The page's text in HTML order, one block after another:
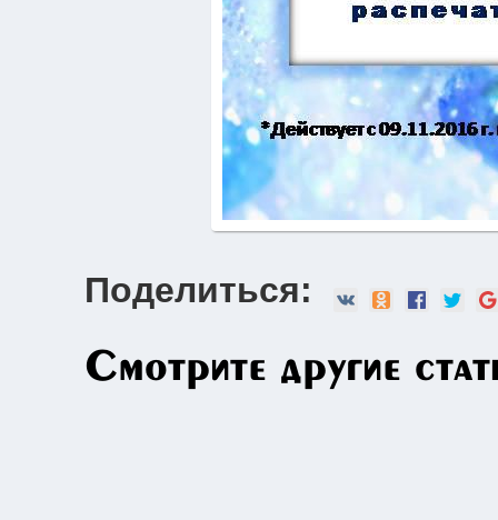
Поделиться:
Смотрите другие